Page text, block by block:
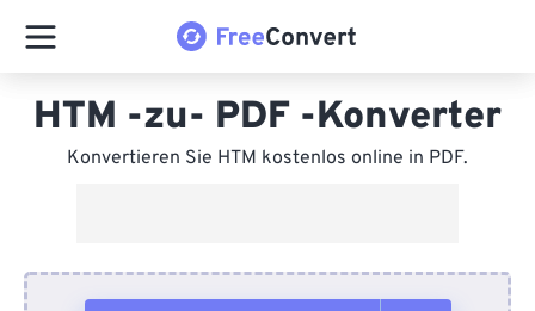
HTM -zu- PDF -Konverter
Konvertieren Sie HTM kostenlos online in PDF.